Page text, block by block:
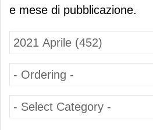
e mese di pubblicazione.